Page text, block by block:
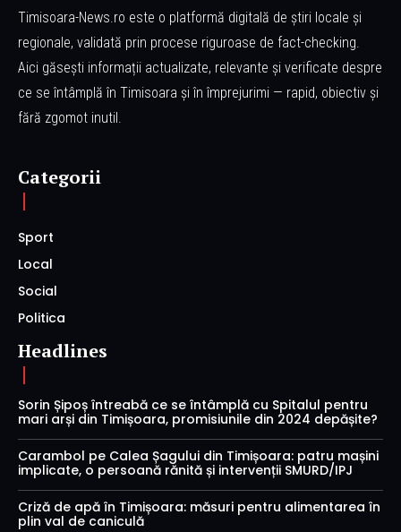
Timisoara-News.ro este o platformă digitală de știri locale și
regionale, validată prin procese riguroase de fact-checking.
Aici găsești informații actualizate, relevante și verificate despre
ce se întâmplă în Timisoara și în împrejurimi — rapid, obiectiv și
fără zgomot inutil.
Categorii
Sport
Local
Social
Politica
Headlines
Sorin Șipoș întreabă ce se întâmplă cu Spitalul pentru
mari arși din Timișoara, promisiunile din 2024 depășite?
Carambol pe Calea Șagului din Timișoara: patru mașini
implicate, o persoană rănită și intervenții SMURD/IPJ
Criză de apă în Timișoara: măsuri pentru alimentarea în
plin val de caniculă